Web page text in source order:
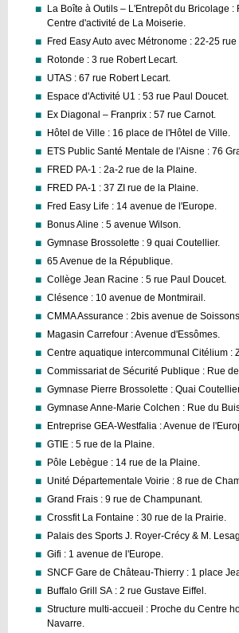
La Boîte à Outils – L'Entrepôt du Bricolage :
Centre d'activité de La Moiserie.
Fred Easy Auto avec Métronome : 22-25 rue
Rotonde : 3 rue Robert Lecart.
UTAS : 67 rue Robert Lecart.
Espace d'Activité U1 : 53 rue Paul Doucet.
Ex Diagonal – Franprix : 57 rue Carnot.
Hôtel de Ville : 16 place de l'Hôtel de Ville.
ETS Public Santé Mentale de l'Aisne : 76
FRED PA-1 : 2a-2 rue de la Plaine.
FRED PA-1 : 37 ZI rue de la Plaine.
Fred Easy Life : 14 avenue de l'Europe.
Bonus Aline : 5 avenue Wilson.
Gymnase Brossolette : 9 quai Coutellier.
65 Avenue de la République.
Collège Jean Racine : 5 rue Paul Doucet.
Clésence : 10 avenue de Montmirail.
CMMA Assurance : 2bis avenue de Soissons.
Magasin Carrefour : Avenue d'Essômes.
Centre aquatique intercommunal Citélium :
Commissariat de Sécurité Publique : Rue
Gymnase Pierre Brossolette : Quai
Gymnase Anne-Marie Colchen : Rue du
Entreprise GEA-Westfalia : Avenue de
GTIE : 5 rue de la Plaine.
Pôle Lebègue : 14 rue de la Plaine.
Unité Départementale Voirie : 8 rue de
Grand Frais : 9 rue de Champunant.
Crossfit La Fontaine : 30 rue de la Prairie.
Palais des Sports J. Royer-Crécy & M.
Gifi : 1 avenue de l'Europe.
SNCF Gare de Château-Thierry : 1 place
Buffalo Grill SA : 2 rue Gustave Eiffel.
Structure multi-accueil : Proche du Centre
Navarre.